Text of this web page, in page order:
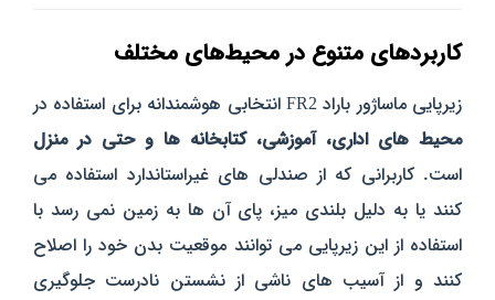
کاربردهای متنوع در محیط‌های مختلف
زیرپایی ماساژور باراد FR2 انتخابی هوشمندانه برای استفاده در
محیط‌ های اداری، آموزشی، کتابخانه‌ ها و حتی در منزل
است. کاربرانی که از صندلی‌ های غیراستاندارد استفاده می‌
کنند یا به‌ دلیل بلندی میز، پای آن‌ ها به زمین نمی‌ رسد با
استفاده از این زیرپایی می‌ توانند موقعیت بدن خود را اصلاح
کنند و از آسیب‌ های ناشی از نشستن نادرست جلوگیری